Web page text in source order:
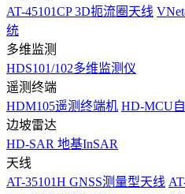
AT-45101CP 3D扼流圈天线
统
多维监测
HDS101/102多维监测仪
遥测终端
HDM105遥测终端机 HD-MCU
边坡雷达
HD-SAR 地基InSAR
天线
AT-35101H GNSS测量型天线